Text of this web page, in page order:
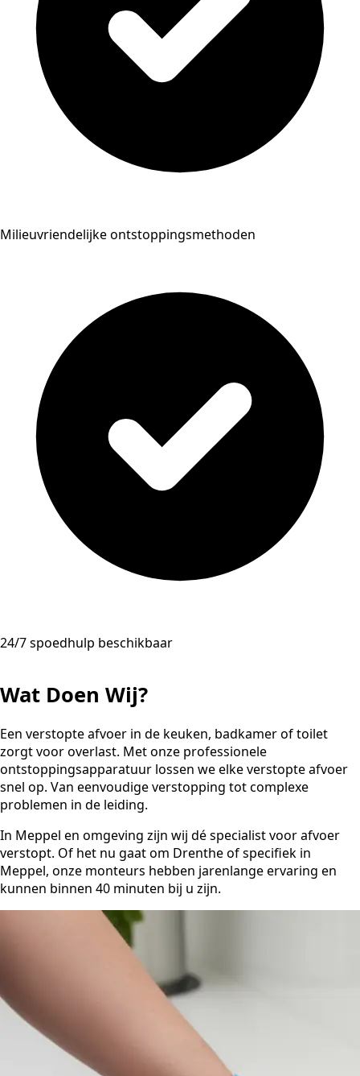
Milieuvriendelijke ontstoppingsmethoden
24/7 spoedhulp beschikbaar
Wat Doen Wij?
Een verstopte afvoer in de keuken, badkamer of toilet
zorgt voor overlast. Met onze professionele
ontstoppingsapparatuur lossen we elke verstopte afvoer
snel op. Van eenvoudige verstopping tot complexe
problemen in de leiding.
In Meppel en omgeving zijn wij dé specialist voor afvoer
verstopt. Of het nu gaat om Drenthe of specifiek in
Meppel, onze monteurs hebben jarenlange ervaring en
kunnen binnen 40 minuten bij u zijn.